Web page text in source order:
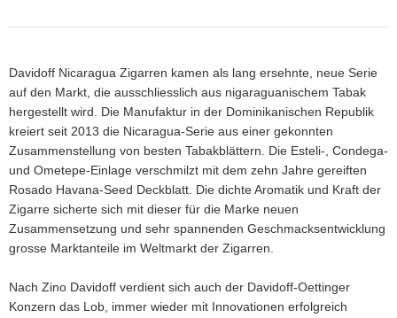
Davidoff Nicaragua Zigarren kamen als lang ersehnte, neue Serie
auf den Markt, die ausschliesslich aus nigaraguanischem Tabak
hergestellt wird. Die Manufaktur in der Dominikanischen Republik
kreiert seit 2013 die Nicaragua-Serie aus einer gekonnten
Zusammenstellung von besten Tabakblättern. Die Esteli-, Condega-
und Ometepe-Einlage verschmilzt mit dem zehn Jahre gereiften
Rosado Havana-Seed Deckblatt. Die dichte Aromatik und Kraft der
Zigarre sicherte sich mit dieser für die Marke neuen
Zusammensetzung und sehr spannenden Geschmacksentwicklung
grosse Marktanteile im Weltmarkt der Zigarren.
Nach Zino Davidoff verdient sich auch der Davidoff-Oettinger
Konzern das Lob, immer wieder mit Innovationen erfolgreich